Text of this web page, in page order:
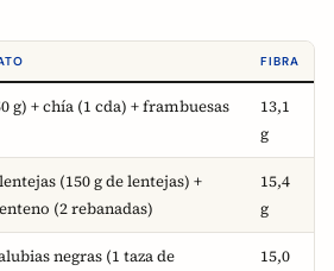
FIBRA
g) + chía (1 cda) + frambuesas
13,1
g
(150 g de lentejas) +
(2 rebanadas)
15,4
g
negras (1 taza de
15,0